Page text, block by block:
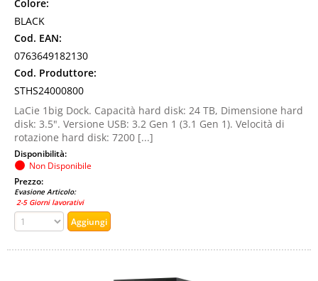
Colore:
BLACK
Cod. EAN:
0763649182130
Cod. Produttore:
STHS24000800
LaCie 1big Dock. Capacità hard disk: 24 TB, Dimensione hard
disk: 3.5". Versione USB: 3.2 Gen 1 (3.1 Gen 1). Velocità di
rotazione hard disk: 7200 [...]
Disponibilità:
Non Disponibile
Prezzo:
Evasione Articolo:
2-5 Giorni lavorativi